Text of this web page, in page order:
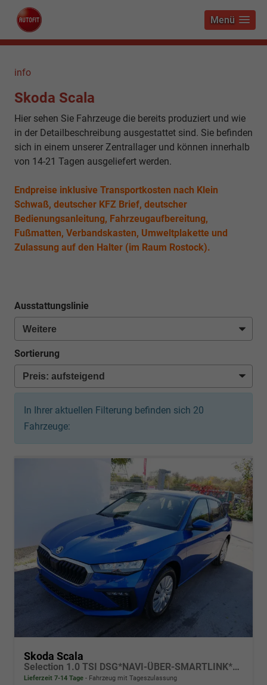
Menü
info
Skoda Scala
Hier sehen Sie Fahrzeuge die bereits produziert und wie
in der Detailbeschreibung ausgestattet sind. Sie befinden
sich in einem unserer Zentrallager und können innerhalb
von 14-21 Tagen ausgeliefert werden.
Endpreise inklusive Transportkosten nach Klein
Schwaß, deutscher KFZ Brief, deutscher
Bedienungsanleitung, Fahrzeugaufbereitung,
Fußmatten, Verbandskasten, Umweltplakette und
Zulassung auf den Halter (im Raum Rostock).
Ausstattungslinie
Sortierung
In Ihrer aktuellen Filterung befinden sich 20
Fahrzeuge:
Skoda Scala
Selection 1.0 TSI DSG*NAVI-ÜBER-SMARTLINK*PDC-HI*LED*TEMPOMAT*SHZ*DAB*KLIMA
Lieferzeit 7-14 Tage Fahrzeug mit Tageszulassung